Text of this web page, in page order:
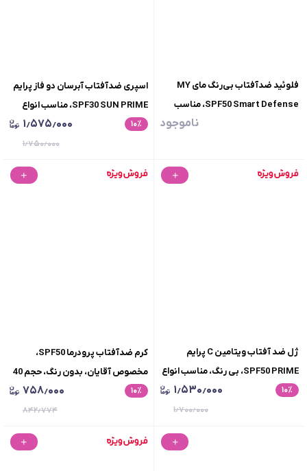
فلوئید ضدآفتاب بی‌رنگ مای MY
SPF50 Smart Defense، مناسب
ناموجود
اسپری ضدآفتاب آبرسان دو فاز پرایم
SPF30 SUN PRIME، مناسب انواع
پوست، حجم 200 میلی لیتر
۱۰٪ ۱٫۵۷۵٫۰۰۰
۱٫۷۵۰٫۰۰۰
ژل ضد آفتاب ویتامین C پرایم
SPF50 PRIME، بی رنگ، مناسب انواع
پوست، حجم 40 میلی لیتر
۱۰٪ ۱٫۵۳۰٫۰۰۰
۱٫۷۰۰٫۰۰۰
کرم ضدآفتاب پرودرما SPF50،
مخصوص آقایان، بدون رنگ، حجم 40
میلی‌لیتر
۱۰٪ ۷۵۸٫۰۰۰
۸۴۲٫۷۷۴